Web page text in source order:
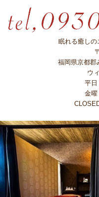
眠れる癒しの
福岡県京都郡
ウ
平日
金曜